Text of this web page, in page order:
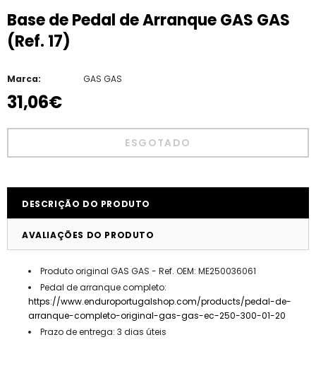
Base de Pedal de Arranque GAS GAS
(Ref. 17)
Marca: GAS GAS
31,06€
DESCRIÇÃO DO PRODUTO
AVALIAÇÕES DO PRODUTO
Produto original GAS GAS - Ref. OEM: ME250036061
Pedal de arranque completo:
https://www.enduroportugalshop.com/products/pedal-de-
arranque-completo-original-gas-gas-ec-250-300-01-20
Prazo de entrega: 3 dias úteis